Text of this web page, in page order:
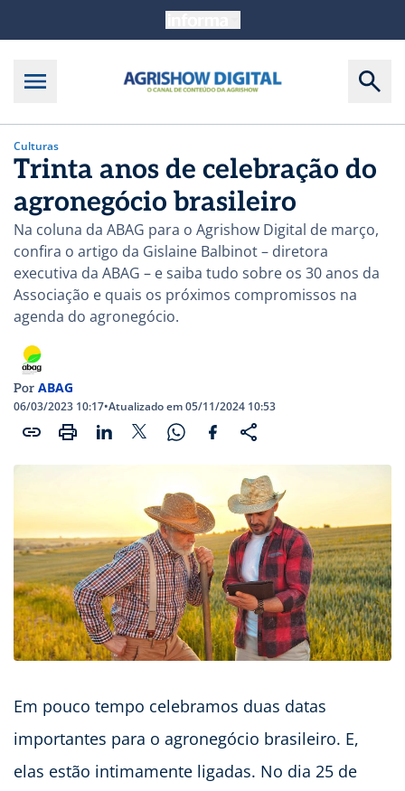
Culturas
Trinta anos de celebração do
agronegócio brasileiro
Na coluna da ABAG para o Agrishow Digital de março,
confira o artigo da Gislaine Balbinot – diretora
executiva da ABAG – e saiba tudo sobre os 30 anos da
Associação e quais os próximos compromissos na
agenda do agronegócio.
Por ABAG
06/03/2023 10:17•Atualizado em 05/11/2024 10:53
Em pouco tempo celebramos duas datas
importantes para o agronegócio brasileiro. E,
elas estão intimamente ligadas. No dia 25 de